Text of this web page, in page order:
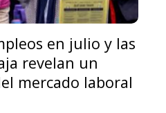
en julio y las
revelan un
mercado laboral